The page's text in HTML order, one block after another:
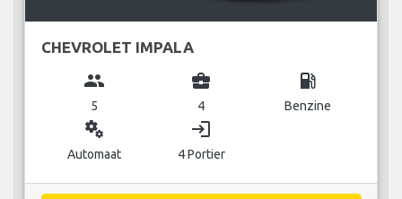
CHEVROLET IMPALA
group
5
business_center
4
local_gas_station
Benzine
miscellaneous_services
Automaat
login
4 Portier